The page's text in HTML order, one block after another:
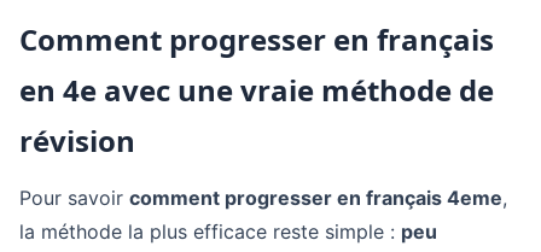
Comment progresser en français
en 4e avec une vraie méthode de
révision
Pour savoir comment progresser en français 4eme,
la méthode la plus efficace reste simple : peu